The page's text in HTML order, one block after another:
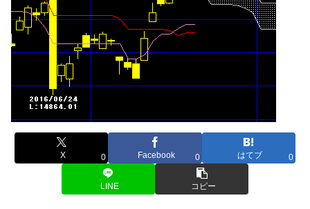
X 0 Facebook 0 はてブ 0
LINE コピー